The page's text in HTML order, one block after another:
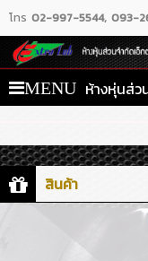
โทร 02-997-5544 093-
MENU ห้างหุ่นส่ว
สินค้า